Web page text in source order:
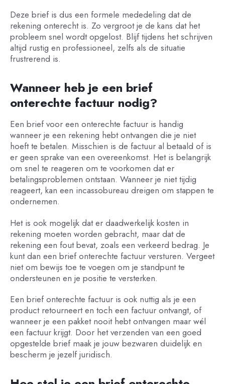
Deze brief is dus een formele mededeling dat de
rekening onterecht is. Zo vergroot je de kans dat het
probleem snel wordt opgelost. Blijf tijdens het schrijven
altijd rustig en professioneel, zelfs als de situatie
frustrerend is.
Wanneer heb je een brief
onterechte factuur nodig?
Een brief voor een onterechte factuur is handig
wanneer je een rekening hebt ontvangen die je niet
hoeft te betalen. Misschien is de factuur al betaald of is
er geen sprake van een overeenkomst. Het is belangrijk
om snel te reageren om te voorkomen dat er
betalingsproblemen ontstaan. Wanneer je niet tijdig
reageert, kan een incassobureau dreigen om stappen te
ondernemen.
Het is ook mogelijk dat er daadwerkelijk kosten in
rekening moeten worden gebracht, maar dat de
rekening een fout bevat, zoals een verkeerd bedrag. Je
kunt dan een brief onterechte factuur versturen. Vergeet
niet om bewijs toe te voegen om je standpunt te
ondersteunen en je positie te versterken.
Een brief onterechte factuur is ook nuttig als je een
product retourneert en toch een factuur ontvangt, of
wanneer je een pakket nooit hebt ontvangen maar wél
een factuur krijgt. Door het verzenden van een goed
opgestelde brief maak je jouw bezwaren duidelijk en
bescherm je jezelf juridisch.